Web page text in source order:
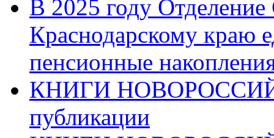
В 2025 году
Краснодарскому краю
пенсионные
КНИГИ
публикации